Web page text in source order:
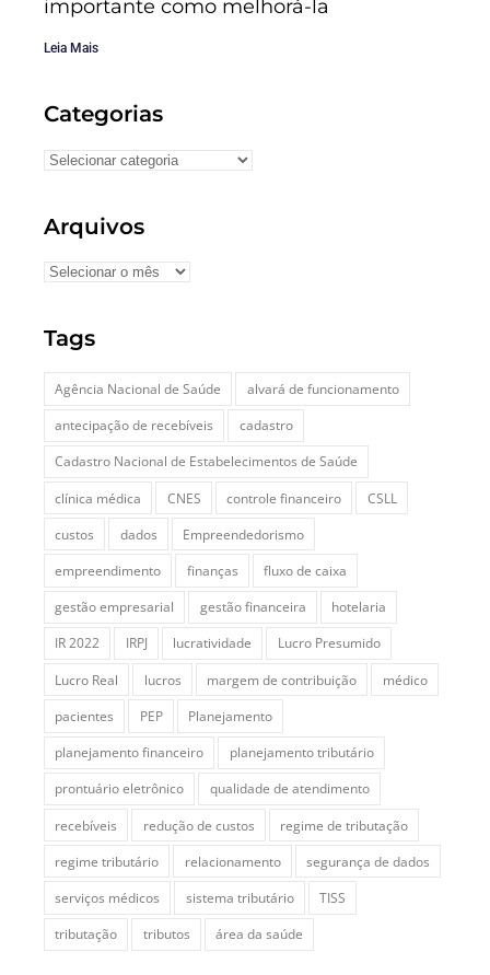
importante como melhorá-la
Leia Mais
Categorias
Arquivos
Tags
Agência Nacional de Saúde
alvará de funcionamento
antecipação de recebíveis
cadastro
Cadastro Nacional de Estabelecimentos de Saúde
clínica médica
CNES controle financeiro
CSLL
custos
dados
Empreendedorismo
empreendimento
finanças
fluxo de caixa
gestão empresarial
gestão financeira
hotelaria
IR 2022
IRPJ lucratividade
Lucro Presumido
Lucro Real
lucros margem de contribuição
médico
pacientes
PEP
Planejamento
planejamento financeiro
planejamento tributário
prontuário eletrônico
qualidade de atendimento
recebíveis
redução de custos
regime de tributação
regime tributário
relacionamento
segurança de dados
serviços médicos
sistema tributário
TISS
tributação
tributos área da saúde